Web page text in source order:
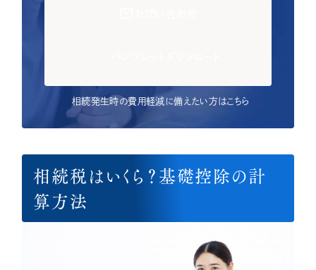
相続発生時の費用軽減に備えたい方はこちら
相続税はいくら？基礎控除の計
算方法